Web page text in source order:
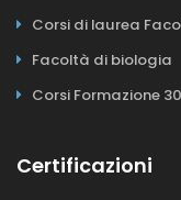
Corsi di laurea
Facoltà di biologia
Corsi Formazione
Certificazioni